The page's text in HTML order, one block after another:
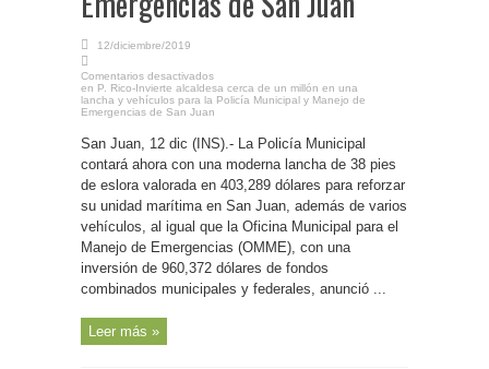
12/diciembre/2019
Comentarios desactivados
en P. Rico-Invierte alcaldesa cerca de un millón en una
lancha y vehículos para la Policía Municipal y Manejo de
Emergencias de San Juan
San Juan, 12 dic (INS).- La Policía Municipal
contará ahora con una moderna lancha de 38 pies
de eslora valorada en 403,289 dólares para reforzar
su unidad marítima en San Juan, además de varios
vehículos, al igual que la Oficina Municipal para el
Manejo de Emergencias (OMME), con una
inversión de 960,372 dólares de fondos
combinados municipales y federales, anunció ...
Leer más »